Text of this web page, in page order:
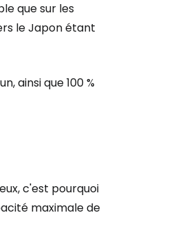
que sur les
le Japon étant
ainsi que 100 %
c'est pourquoi
maximale de